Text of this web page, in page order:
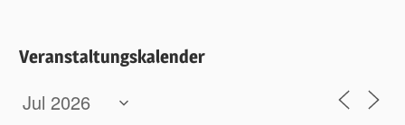
Veranstaltungskalender